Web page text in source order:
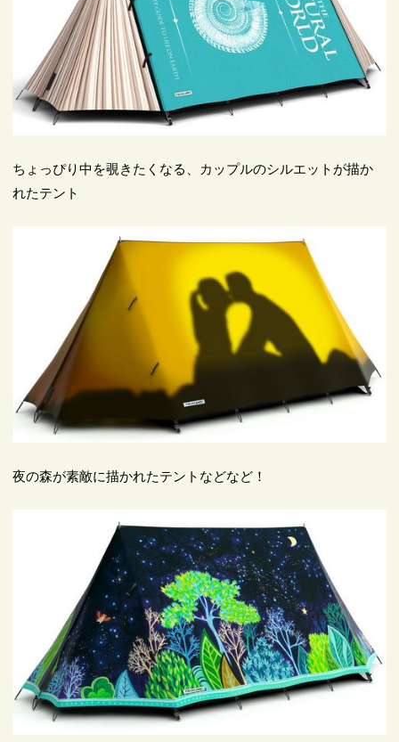
ちょっぴり中を覗きたくなる、カップルのシルエットが描か
れたテント
夜の森が素敵に描かれたテントなどなど！